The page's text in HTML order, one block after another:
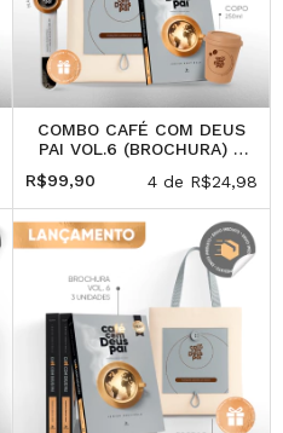
COMBO CAFÉ COM DEUS
PAI VOL.6 (BROCHURA) +
R$99,90 4 de R$24,98